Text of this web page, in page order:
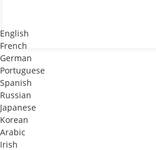
English
French
German
Portuguese
Spanish
Russian
Japanese
Korean
Arabic
Irish